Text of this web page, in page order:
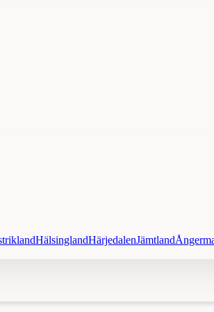
HälsinglandHärjedalenJämtland